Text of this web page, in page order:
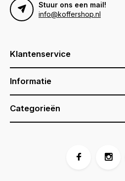
Stuur ons een mail!
info@koffershop.nl
Klantenservice
Informatie
Categorieën